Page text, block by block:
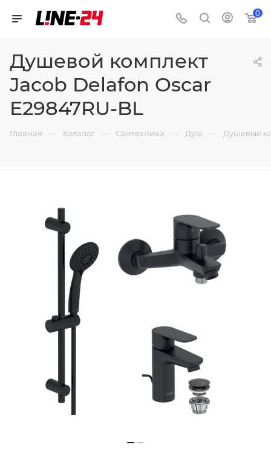
0
Душевой комплект
Jacob Delafon Oscar
E29847RU-BL
Главная — Каталог — Сантехника — Душ — Душевые